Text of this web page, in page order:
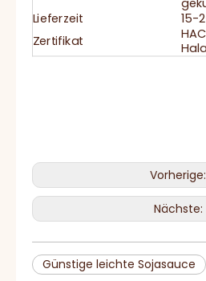
Lieferzeit
15-
Zertifikat
Vorherige:
Nächste:
Günstige leichte Sojasauce